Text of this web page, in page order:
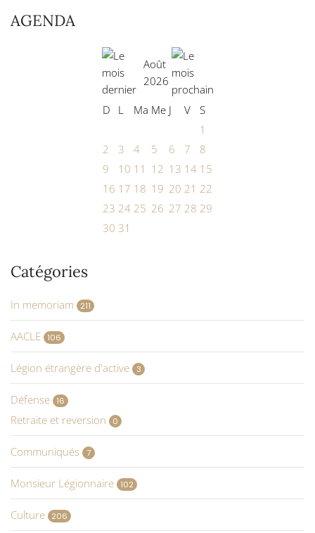
AGENDA
Août
2026
D L Ma Me J V
S
1
2
3 4 5 6 7
8
9
10 11 12 13 14 15
16 17 18 19 20 21 22
23 24 25 26 27 28 29
30 31
Catégories
In memoriam 211
AACLE 106
Légion étrangère d'active 3
Défense 16
Retraite et reversion 0
Communiqués 7
Monsieur Légionnaire 102
Culture 206